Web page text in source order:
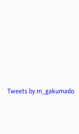
Tweets by m_gakumado